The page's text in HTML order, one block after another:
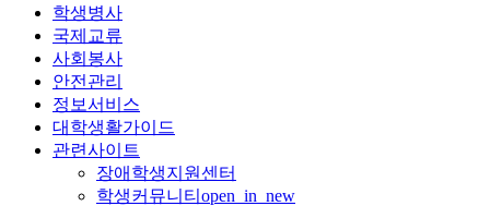
학생병사
국제교류
사회봉사
안전관리
정보서비스
대학생활가이드
관련사이트
장애학생지원센터
학생커뮤니티 open_in_new